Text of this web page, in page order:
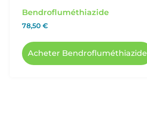
Bendrofluméthiazide
78,50 €
Acheter Bendrofluméthiazide